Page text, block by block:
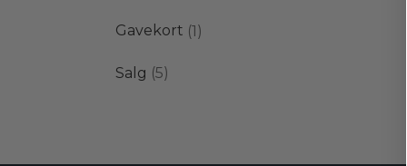
Gavekort 11
Salg 55